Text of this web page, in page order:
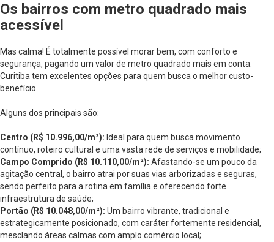
Os bairros com metro quadrado mais
acessível
Mas calma! É totalmente possível morar bem, com conforto e
segurança, pagando um valor de metro quadrado mais em conta.
Curitiba tem excelentes opções para quem busca o melhor custo-
benefício.
Alguns dos principais são:
Centro (R$ 10.996,00/m²): Ideal para quem busca movimento
contínuo, roteiro cultural e uma vasta rede de serviços e mobilidade;
Campo Comprido (R$ 10.110,00/m²): Afastando-se um pouco da
agitação central, o bairro atrai por suas vias arborizadas e seguras,
sendo perfeito para a rotina em família e oferecendo forte
infraestrutura de saúde;
Portão (R$ 10.048,00/m²): Um bairro vibrante, tradicional e
estrategicamente posicionado, com caráter fortemente residencial,
mesclando áreas calmas com amplo comércio local;